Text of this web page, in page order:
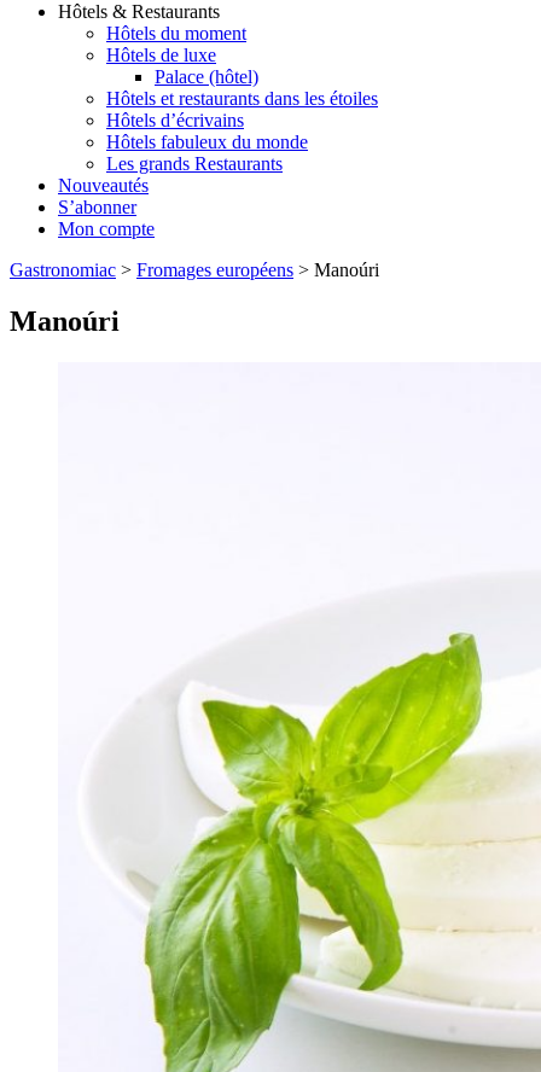
Hôtels & Restaurants
Hôtels du moment
Hôtels de luxe
Palace (hôtel)
Hôtels et restaurants dans les étoiles
Hôtels d’écrivains
Hôtels fabuleux du monde
Les grands Restaurants
Nouveautés
S’abonner
Mon compte
Gastronomiac > Fromages européens > Manoúri
Manoúri